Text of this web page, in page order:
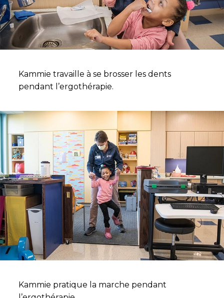
Kammie travaille à se brosser les dents
pendant l’ergothérapie.
Kammie pratique la marche pendant